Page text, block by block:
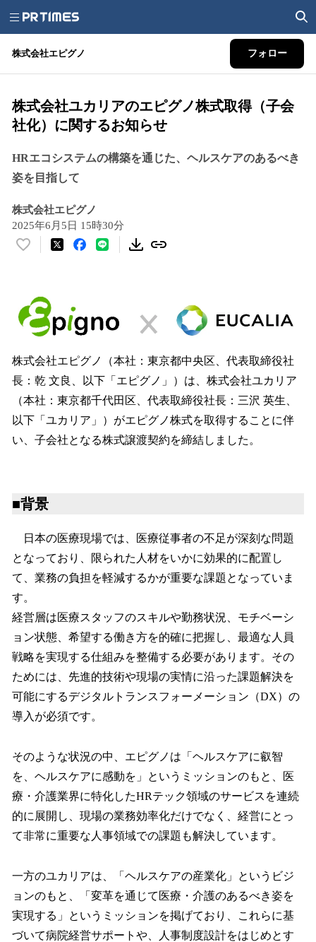
株式会社エピグノ フォロー
株式会社ユカリアのエピグノ株式取得（子会
社化）に関するお知らせ
HRエコシステムの構築を通じた、ヘルスケアのあるべき
姿を目指して
株式会社エピグノ
2025年6月5日 15時30分
い
！
数
を
み
込
み
中
で
す
株式会社エピグノ（本社：東京都中央区、代表取締役社
長：乾 文良、以下「エピグノ」）は、株式会社ユカリア
（本社：東京都千代田区、代表取締役社長：三沢 英生、
以下「ユカリア」）がエピグノ株式を取得することに伴
い、子会社となる株式譲渡契約を締結しました。
■背景
日本の医療現場では、医療従事者の不足が深刻な問題
となっており、限られた人材をいかに効果的に配置し
て、業務の負担を軽減するかが重要な課題となっていま
す。
経営層は医療スタッフのスキルや勤務状況、モチベーシ
ョン状態、希望する働き方を的確に把握し、最適な人員
戦略を実現する仕組みを整備する必要があります。その
ためには、先進的技術や現場の実情に沿った課題解決を
可能にするデジタルトランスフォーメーション（DX）の
導入が必須です。
そのような状況の中、エピグノは「ヘルスケアに叡智
を、ヘルスケアに感動を」というミッションのもと、医
療・介護業界に特化したHRテック領域のサービスを連続
的に展開し、現場の業務効率化だけでなく、経営にとっ
て非常に重要な人事領域での課題も解決しています。
一方のユカリアは、「ヘルスケアの産業化」というビジ
ョンのもと、「変革を通じて医療・介護のあるべき姿を
実現する」というミッションを掲げており、これらに基
づいて病院経営サポートや、人事制度設計をはじめとす